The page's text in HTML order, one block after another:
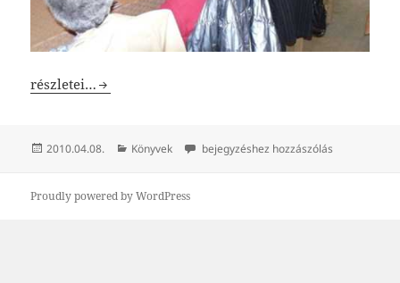
Pécskai könyvbemutató
részletei…
Közzétéve
2010.04.08. Kategória
Könyvek Pécskai könyvbemutató
bejegyzéshez hozzászólás
Proudly powered by WordPress